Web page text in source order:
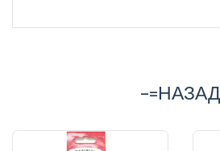
-=НАЗАД